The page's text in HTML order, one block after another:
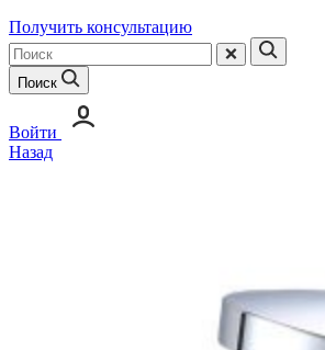
Получить консультацию
Поиск
Войти
Назад